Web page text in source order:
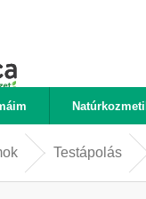
Testápolás